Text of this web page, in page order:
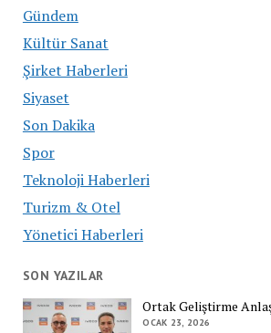
Gündem
Kültür Sanat
Şirket Haberleri
Siyaset
Son Dakika
Spor
Teknoloji Haberleri
Turizm & Otel
Yönetici Haberleri
SON YAZILAR
Ortak Geliştirme
OCAK 23, 2026